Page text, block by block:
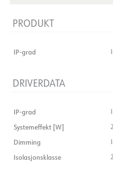
PRODUKT
IP-grad
DRIVERDATA
IP-grad
Systemeffekt [W]
Dimming
Isolasjonsklasse